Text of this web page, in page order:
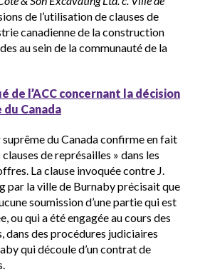
Show
Show
de l’utilisation de clauses de
canadienne de la construction
au sein de la communauté de la
de l’ACC concernant la décision
Canada
suprême du Canada confirme en fait
de représailles » dans les
La clause invoquée contre J.
par la ville de Burnaby précisait que
soumission d’une partie qui est
ou qui a été engagée au cours des
dans des procédures judiciaires
qui découle d’un contrat de